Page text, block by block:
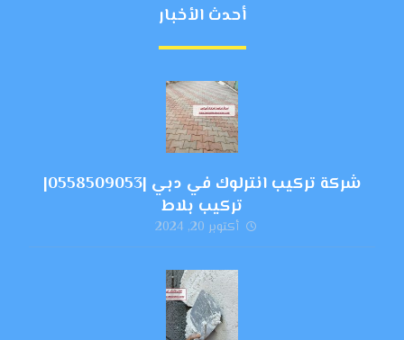
أحدث الأخبار
شركة تركيب انترلوك في دبي |0558509053|
تركيب بلاط
أكتوبر 20, 2024